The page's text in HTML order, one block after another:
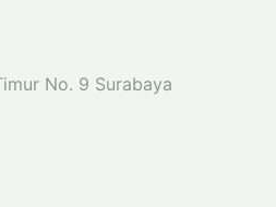
No. 9 Surabaya